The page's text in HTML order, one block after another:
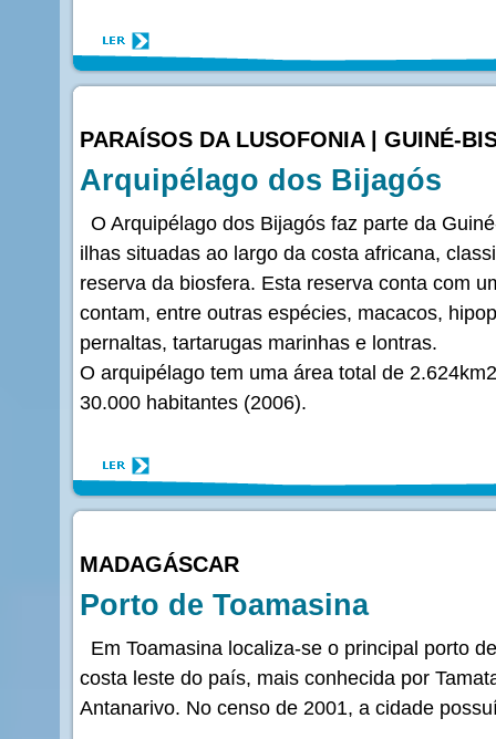
PARAÍSOS DA LUSOFONIA | GUINÉ-
Arquipélago dos Bijagós
O Arquipélago dos Bijagós faz parte da
ilhas situadas ao largo da costa africana,
reserva da biosfera. Esta reserva conta com
contam, entre outras espécies, macacos,
pernaltas, tartarugas marinhas e lontras.
O arquipélago tem uma área total de
30.000 habitantes (2006).
MADAGÁSCAR
Porto de Toamasina
Em Toamasina localiza-se o principal porto
costa leste do país, mais conhecida por
Antanarivo. No censo de 2001, a cidade